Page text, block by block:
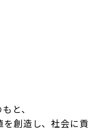
と、
を創造し、社会に貢